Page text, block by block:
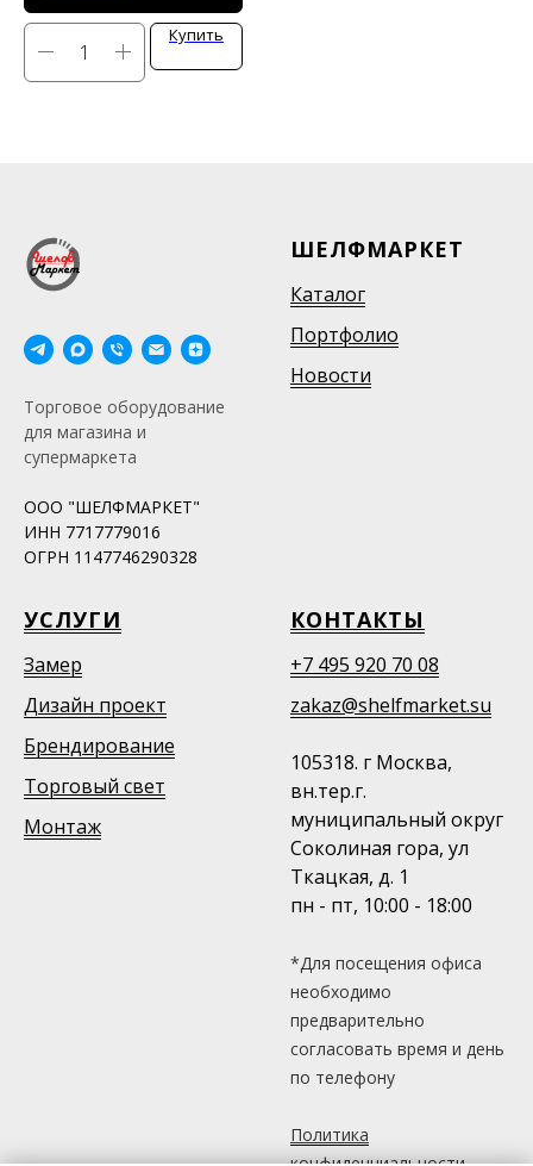
Купить
Торговое оборудование
для магазина и
супермаркета
ООО "ШЕЛФМАРКЕТ"
ИНН 7717779016
ОГРН 1147746290328
ШЕЛФМАРКЕТ
Каталог
Портфолио
Новости
УСЛУГИ
Замер
Дизайн проект
Брендирование
Торговый свет
Монтаж
КОНТАКТЫ
+7 495 920 70 08
zakaz@shelfmarket.su
105318. г Москва,
вн.тер.г.
муниципальный округ
Соколиная гора, ул
Ткацкая, д. 1
пн - пт, 10:00 - 18:00
*Для посещения офиса
необходимо
предварительно
согласовать время и день
по телефону
Политика